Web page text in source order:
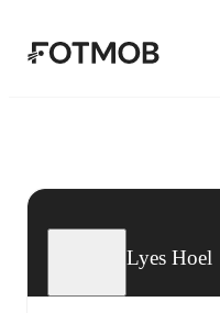
Lyes Hoel